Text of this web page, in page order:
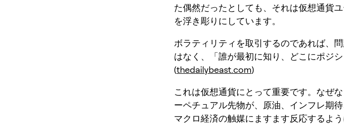
た偶然だったとしても、それは仮想通貨
を浮き彫りにしています。
ボラティリティを取引するのであれば、
はなく、「誰が最初に知り、どこにポジ
(thedailybeast.com)
これは仮想通貨にとって重要です。なぜ
ーペチュアル先物が、原油、インフレ期
マクロ経済の触媒にますます反応するよ